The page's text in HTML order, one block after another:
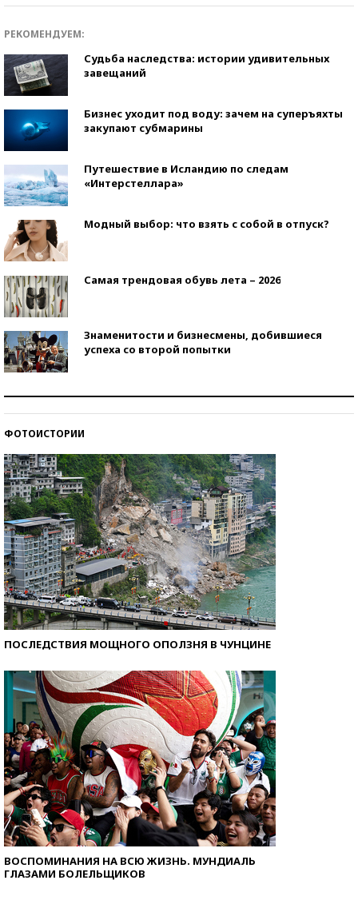
РЕКОМЕНДУЕМ:
Судьба наследства: истории удивительных
завещаний
Бизнес уходит под воду: зачем на суперъяхты
закупают субмарины
Путешествие в Исландию по следам
«Интерстеллара»
Модный выбор: что взять с собой в отпуск?
Самая трендовая обувь лета – 2026
Знаменитости и бизнесмены, добившиеся
успеха со второй попытки
ФОТОИСТОРИИ
ПОСЛЕДСТВИЯ МОЩНОГО ОПОЛЗНЯ В ЧУНЦИНЕ
ВОСПОМИНАНИЯ НА ВСЮ ЖИЗНЬ. МУНДИАЛЬ
ГЛАЗАМИ БОЛЕЛЬЩИКОВ